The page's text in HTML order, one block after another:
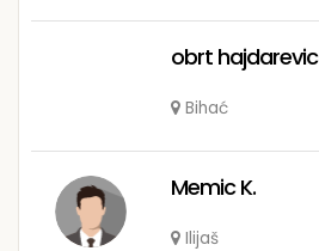
obrt hajdarevic
Bihać
Memic K.
Ilijaš